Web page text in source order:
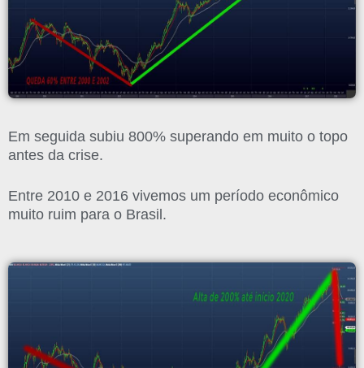
Em seguida subiu 800% superando em muito o topo
antes da crise.
Entre 2010 e 2016 vivemos um período econômico
muito ruim para o Brasil.